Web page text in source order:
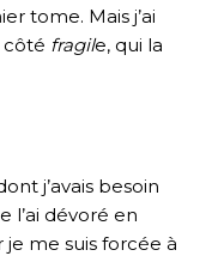
tome. Mais j’ai
côté fragile, qui la
j’avais besoin
l’ai dévoré en
me suis forcée à